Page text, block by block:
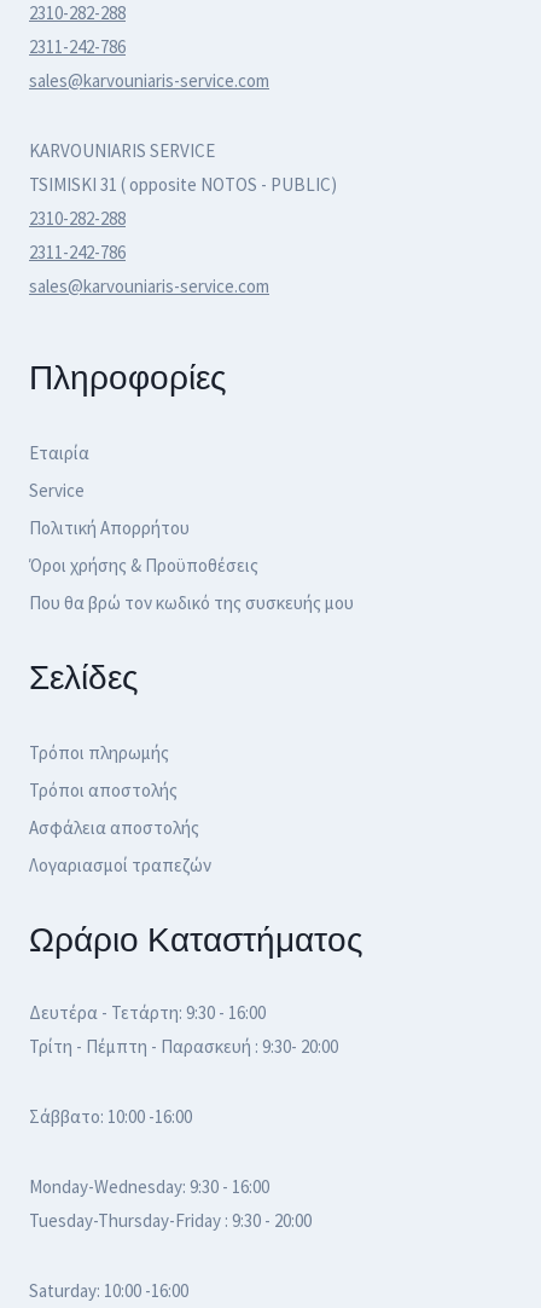
2310-282-288
2311-242-786
sales@karvouniaris-service.com
KARVOUNIARIS SERVICE
TSIMISKI 31 ( opposite NOTOS - PUBLIC)
2310-282-288
2311-242-786
sales@karvouniaris-service.com
Πληροφορίες
Εταιρία
Service
Πολιτική Απορρήτου
Όροι χρήσης & Προϋποθέσεις
Που θα βρώ τον κωδικό της συσκευής μου
Σελίδες
Τρόποι πληρωμής
Τρόποι αποστολής
Ασφάλεια αποστολής
Λογαριασμοί τραπεζών
Ωράριο Καταστήματος
Δευτέρα - Τετάρτη: 9:30 - 16:00
Τρίτη - Πέμπτη - Παρασκευή : 9:30- 20:00
Σάββατο: 10:00 -16:00
Monday-Wednesday: 9:30 - 16:00
Tuesday-Thursday-Friday : 9:30 - 20:00
Saturday: 10:00 -16:00